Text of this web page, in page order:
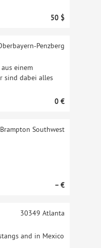
50 $
einem
sind dabei alles
Penzberg
0 €
Southwest
– €
and in Mexico
30349 Atlanta